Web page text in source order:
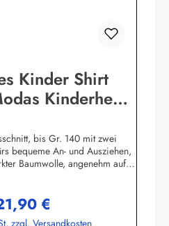
Kinder Shirt
Kinderhemd
bis Gr. 140 mit zwei
bequeme An- und Ausziehen,
Baumwolle, angenehm auf
Wittmundinfo@modas-
Preis:
€